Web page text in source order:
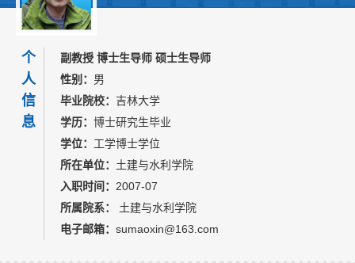
招生信息
学生信息
我的相册
教师博客
个
人
信
息
副教授 博士生导师 硕士生导师
性别： 男
毕业院校： 吉林大学
学历： 博士研究生毕业
学位： 工学博士学位
所在单位： 土建与水利学院
入职时间： 2007-07
所属院系：
土建与水利学院
电子邮箱： sumaoxin@163.com